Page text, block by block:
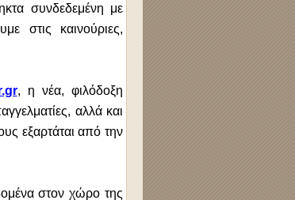
συνδεδεμένη με
στις καινούριες,
, η νέα, φιλόδοξη
αλλά και
εξαρτάται από την
στον χώρο της